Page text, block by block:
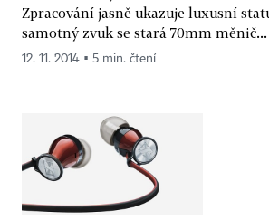
Zpracování jasně ukazuje luxusní
samotný zvuk se stará 70mm měnič...
12. 11. 2014 ▪ 5 min. čtení